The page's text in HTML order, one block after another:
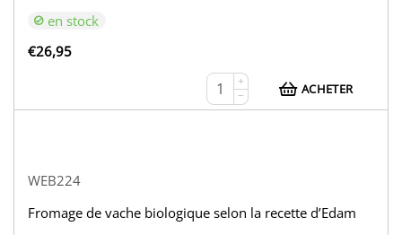
en stock
€26,95
+
−
ACHETER
WEB224
Fromage de vache biologique selon la recette d’Edam